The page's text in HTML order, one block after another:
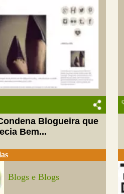
Blogueira que
Bem...
Blogs e Blogs